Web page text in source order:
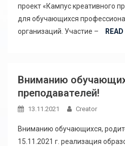
проект «Кампус креативного
для обучающихся
организаций. Участие –
Вниманию
преподавателей!
13.11.2021 Creator
Вниманию обучающихся,
15.11.2021 г. реализация